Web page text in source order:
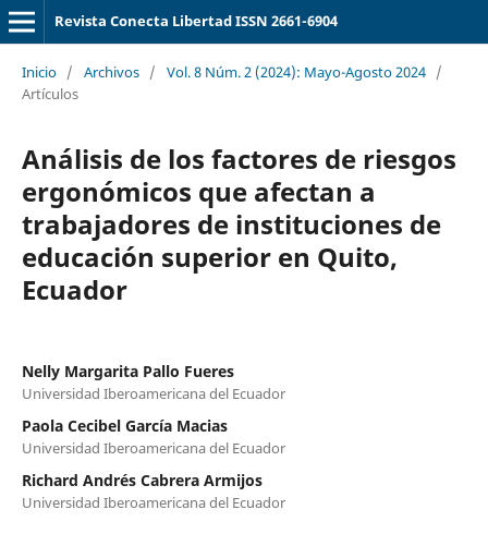
Revista Conecta Libertad ISSN 2661-6904
Inicio / Archivos / Vol. 8 Núm. 2 (2024): Mayo-Agosto 2024 /
Artículos
Análisis de los factores de riesgos
ergonómicos que afectan a
trabajadores de instituciones de
educación superior en Quito,
Ecuador
Nelly Margarita Pallo Fueres
Universidad Iberoamericana del Ecuador
Paola Cecibel García Macias
Universidad Iberoamericana del Ecuador
Richard Andrés Cabrera Armijos
Universidad Iberoamericana del Ecuador